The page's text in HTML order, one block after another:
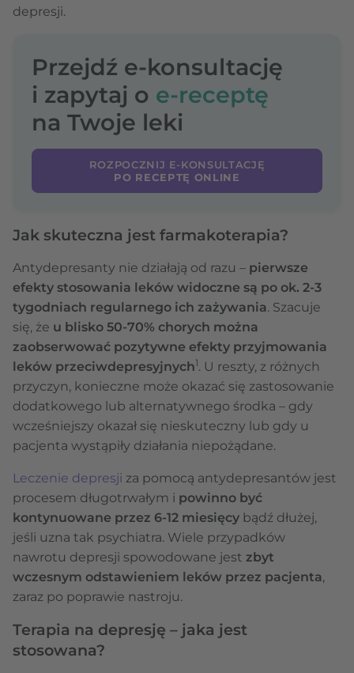
depresji.
Przejdź e-konsultację
i zapytaj o e-receptę
na Twoje leki
ROZPOCZNIJ E-KONSULTACJĘ
PO RECEPTĘ ONLINE
Jak skuteczna jest farmakoterapia?
Antydepresanty nie działają od razu – pierwsze
efekty stosowania leków widoczne są po ok. 2-3
tygodniach regularnego ich zażywania. Szacuje
się, że u blisko 50-70% chorych można
zaobserwować pozytywne efekty przyjmowania
leków przeciwdepresyjnych1. U reszty, z różnych
przyczyn, konieczne może okazać się zastosowanie
dodatkowego lub alternatywnego środka – gdy
wcześniejszy okazał się nieskuteczny lub gdy u
pacjenta wystąpiły działania niepożądane.
Leczenie depresji za pomocą antydepresantów jest
procesem długotrwałym i powinno być
kontynuowane przez 6-12 miesięcy bądź dłużej,
jeśli uzna tak psychiatra. Wiele przypadków
nawrotu depresji spowodowane jest zbyt
wczesnym odstawieniem leków przez pacjenta,
zaraz po poprawie nastroju.
Terapia na depresję – jaka jest
stosowana?